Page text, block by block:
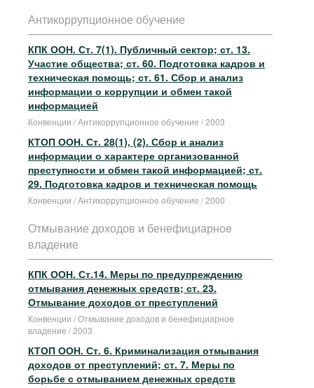
Антикоррупционное обучение
КПК ООН. Ст. 7(1). Публичный сектор; ст. 13.
Участие общества; ст. 60. Подготовка кадров и
техническая помощь; ст. 61. Сбор и анализ
информации о коррупции и обмен такой
информацией
Конвенции / Антикоррупционное обучение / 2003
КТОП ООН. Ст. 28(1), (2). Сбор и анализ
информации о характере организованной
преступности и обмен такой информацией; ст.
29. Подготовка кадров и техническая помощь
Конвенции / Антикоррупционное обучение / 2000
Отмывание доходов и бенефициарноe
владение
КПК ООН. Ст.14. Меры по предупреждению
отмывания денежных средств; ст. 23.
Отмывание доходов от преступлений
Конвенции / Отмывание доходов и бенефициарноe
владение / 2003
КТОП ООН. Ст. 6. Криминализация отмывания
доходов от преступлений; ст. 7. Меры по
борьбе с отмыванием денежных средств